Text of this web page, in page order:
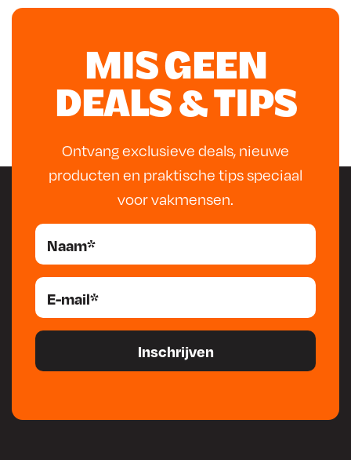
juiste lasgereedschap werk je sneller, veiliger en
nauwkeuriger. In dit artikel ontdek je welke
gereedschappen veel worden gebruikt door lassers en
waarom ze een vaste plek hebben in vrijwel iedere
MIS GEEN
DEALS & TIPS
Ontvang exclusieve deals, nieuwe
producten en praktische tips speciaal
voor vakmensen.